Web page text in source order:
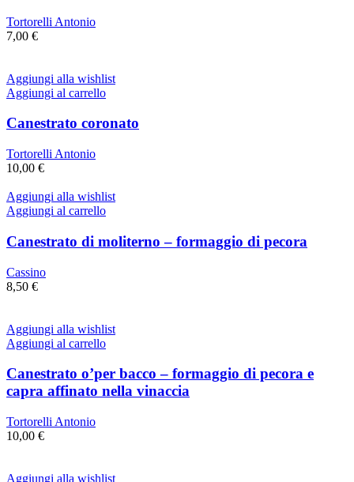
Tortorelli Antonio
7,00 €
Aggiungi alla wishlist
Aggiungi al carrello
Canestrato coronato
Tortorelli Antonio
10,00 €
Aggiungi alla wishlist
Aggiungi al carrello
Canestrato di moliterno – formaggio di pecora
Cassino
8,50 €
Aggiungi alla wishlist
Aggiungi al carrello
Canestrato o’per bacco – formaggio di pecora e
capra affinato nella vinaccia
Tortorelli Antonio
10,00 €
Aggiungi alla wishlist